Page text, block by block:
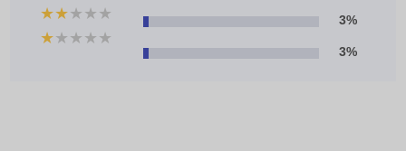
★★★ ★ ★
★★ ★ ★ ★
3%
3%